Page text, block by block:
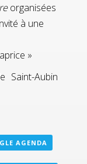
organisées
à une
»
Saint-Aubin
AGENDA